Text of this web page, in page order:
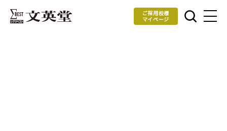
ご採用校様
マイページ